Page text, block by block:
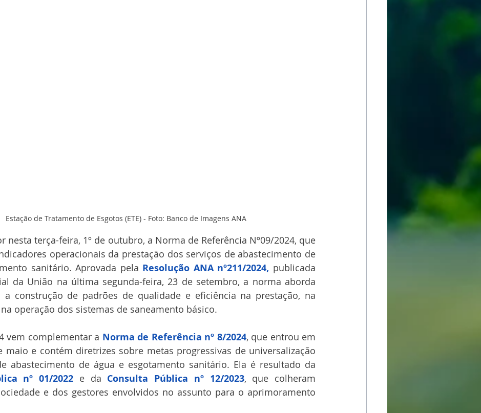
Estação de Tratamento de Esgotos (ETE) - Foto: Banco de Imagens ANA
nesta terça-feira, 1º de outubro, a Norma de Referência Nº09/2024, que
operacionais da prestação dos serviços de abastecimento de
sanitário. Aprovada pela Resolução ANA nº211/2024, publicada
da União na última segunda-feira, 23 de setembro, a norma aborda
a construção de padrões de qualidade e eficiência na prestação, na
operação dos sistemas de saneamento básico.
vem complementar a Norma de Referência nº 8/2024, que entrou em
maio e contém diretrizes sobre metas progressivas de universalização
nº 01/2022 e da Consulta Pública nº 12/2023, que colheram
e dos gestores envolvidos no assunto para o aprimoramento